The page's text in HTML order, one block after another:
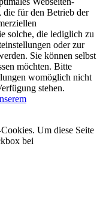
die für den Betrieb der
solche, die lediglich zu
oder zur
Sie können selbst
möchten. Bitte
womöglich nicht
stehen.
Um diese Seite
bei